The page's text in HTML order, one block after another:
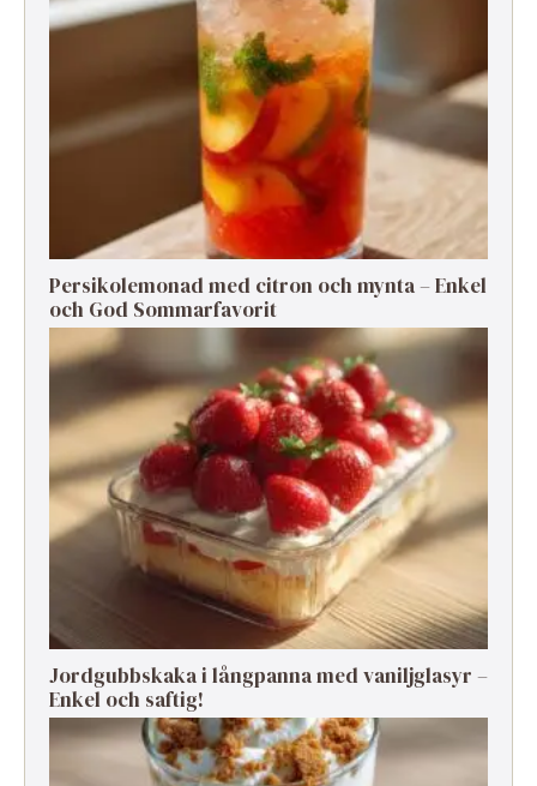
Persikolemonad med citron och mynta – Enkel
och God Sommarfavorit
Jordgubbskaka i långpanna med vaniljglasyr –
Enkel och saftig!